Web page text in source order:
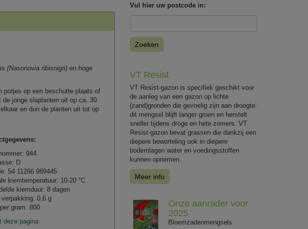
(Nasonovia ribisnigri) en hoge
potjes op een beschutte plaats of
jonge slaplanten uit op ca. 30
en dun de planten uit tot op
944
D
54 11266 989445
kiemtemperatuur: 10-20 °C
kiemduur: 8 dagen
verpakking: 0,6 g
gram: 800
deze pagina
Vul hier uw postcode in:
Zoeken
VT Resist
VT Resist-gazon is specifiek geschikt voor
de aanleg van een gazon op lichte
(zand)gronden die gevoelig zijn aan droogte:
dit mengsel blijft langer groen en herstelt
sneller tijdens droge en hete zomers. VT
Resist-gazon bevat grassen die dankzij een
diepere beworteling ook in diepere
bodemlagen water en voedingsstoffen
kunnen opnemen.
Meer info
Onze aanrader voor
2025
Bloemzadenmengsels